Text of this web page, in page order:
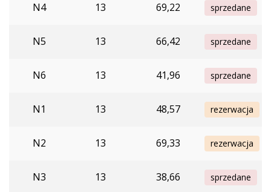
N4 13 69,22 sprzedane
N5 13 66,42 sprzedane
N6 13 41,96 sprzedane
N1 13 48,57 rezerwacja
N2 13 69,33 rezerwacja
N3 13 38,66 sprzedane